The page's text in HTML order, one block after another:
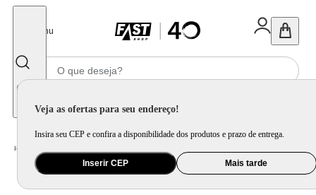
Menu
Veja as ofertas para seu endereço!
Insira seu CEP e confira a disponibilidade dos produtos e prazo de entrega.
Inserir CEP Mais tarde
Home